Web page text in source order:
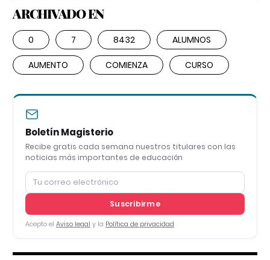
ARCHIVADO EN
0 7 8432 ALUMNOS
AUMENTO COMIENZA CURSO
Boletín Magisterio
Recibe gratis cada semana nuestros titulares con las
noticias más importantes de educación
Suscribirme
Acepto el Aviso legal y la Política de privacidad